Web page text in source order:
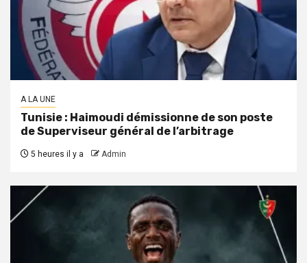
A LA UNE
Tunisie : Haimoudi démissionne de son poste
de Superviseur général de l’arbitrage
5 heures il y a Admin